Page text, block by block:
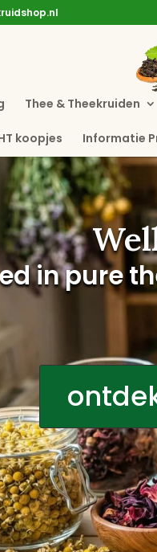
Thee & Theekruiden
koopjes Informatie
in pure